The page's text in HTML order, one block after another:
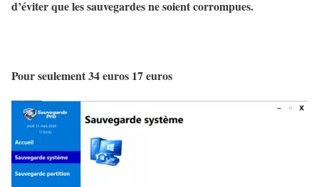
d’éviter que les sauvegardes ne soient corrompues.
Pour seulement34 euros 17 euros